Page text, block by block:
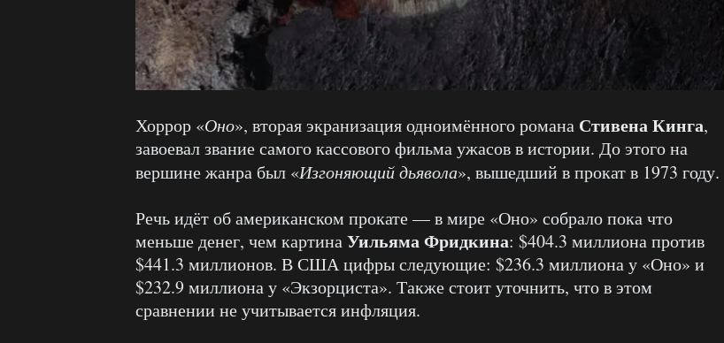
Хоррор «Оно», вторая экранизация одноимённого романа Стивена Кинга,
завоевал звание самого кассового фильма ужасов в истории. До этого на
вершине жанра был «Изгоняющий дьявола», вышедший в прокат в 1973 году.
Речь идёт об американском прокате — в мире «Оно» собрало пока что
меньше денег, чем картинаУильяма Фридкина: $404.3 миллиона против
$441.3 миллионов. В США цифры следующие: $236.3 миллиона у «Оно» и
$232.9 миллиона у «Экзорциста». Также стоит уточнить, что в этом
сравнении не учитывается инфляция.